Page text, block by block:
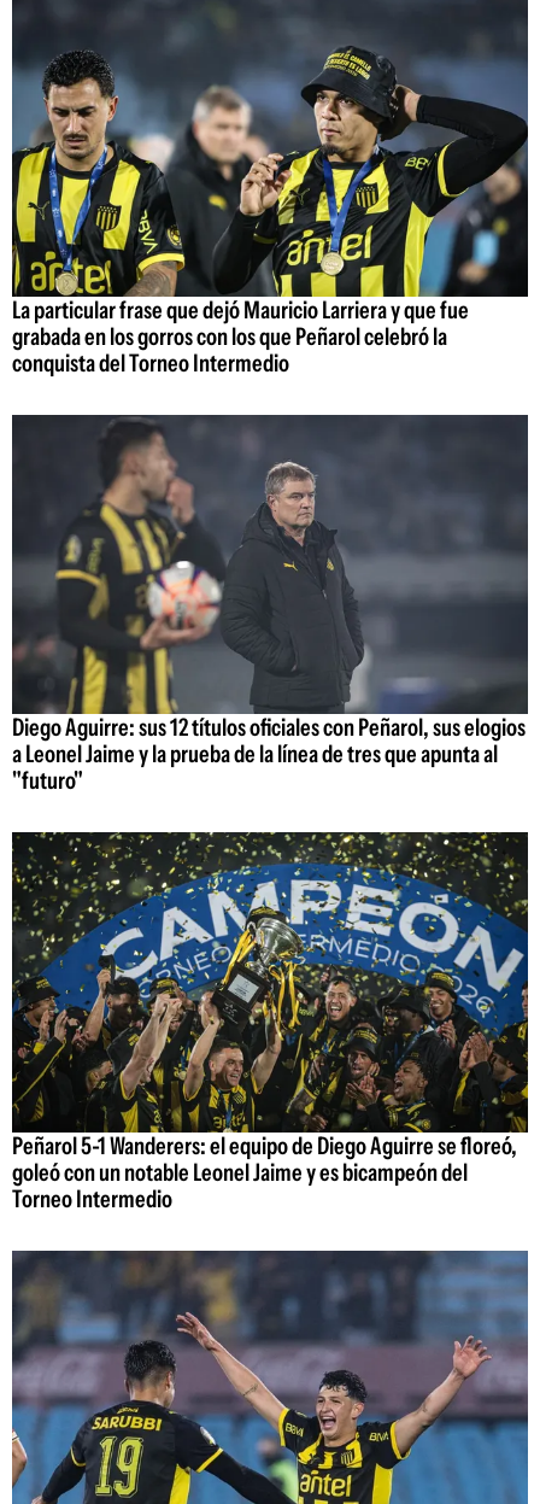
La particular frase que dejó Mauricio Larriera y que fue
grabada en los gorros con los que Peñarol celebró la
conquista del Torneo Intermedio
Diego Aguirre: sus 12 títulos oficiales con Peñarol, sus elogios
a Leonel Jaime y la prueba de la línea de tres que apunta al
"futuro"
Peñarol 5-1 Wanderers: el equipo de Diego Aguirre se floreó,
goleó con un notable Leonel Jaime y es bicampeón del
Torneo Intermedio